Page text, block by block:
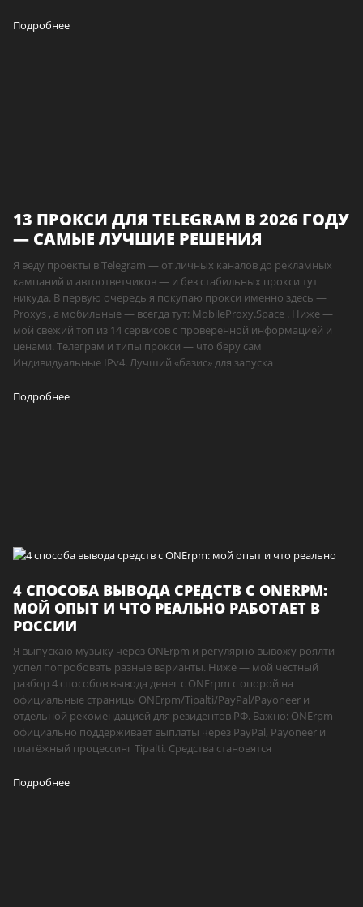
Подробнее
13 ПРОКСИ ДЛЯ TELEGRAM В 2026 ГОДУ
— САМЫЕ ЛУЧШИЕ РЕШЕНИЯ
Я веду проекты в Telegram — от личных каналов до рекламных
кампаний и автоответчиков — и без стабильных прокси тут
никуда. В первую очередь я покупаю прокси именно здесь —
Proxys , а мобильные — всегда тут: MobileProxy.Space . Ниже —
мой свежий топ из 14 сервисов с проверенной информацией и
ценами. Телеграм и типы прокси — что беру сам
Индивидуальные IPv4. Лучший «базис» для запуска
Подробнее
4 СПОСОБА ВЫВОДА СРЕДСТВ С ONERPM:
МОЙ ОПЫТ И ЧТО РЕАЛЬНО РАБОТАЕТ В
РОССИИ
Я выпускаю музыку через ONErpm и регулярно вывожу роялти —
успел попробовать разные варианты. Ниже — мой честный
разбор 4 способов вывода денег с ONErpm с опорой на
официальные страницы ONErpm/Tipalti/PayPal/Payoneer и
отдельной рекомендацией для резидентов РФ. Важно: ONErpm
официально поддерживает выплаты через PayPal, Payoneer и
платёжный процессинг Tipalti. Средства становятся
Подробнее